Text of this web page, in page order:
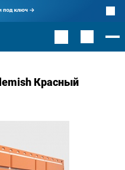
Красный